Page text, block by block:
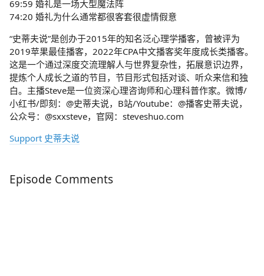
69:59 婚礼是一场大型魔法阵
74:20 婚礼为什么通常都很客套很虚情假意
“史蒂夫说”是创办于2015年的知名泛心理学播客，曾被评为
2019苹果最佳播客，2022年CPA中文播客奖年度成长类播客。
这是一个通过深度交流理解人与世界复杂性，拓展意识边界，
提炼个人成长之道的节目，节目形式包括对谈、听众来信和独
白。主播Steve是一位资深心理咨询师和心理科普作家。微博/
小红书/即刻：@史蒂夫说，B站/Youtube：@播客史蒂夫说，
公众号：@sxxsteve，官网：steveshuo.com
Support 史蒂夫说
Episode Comments